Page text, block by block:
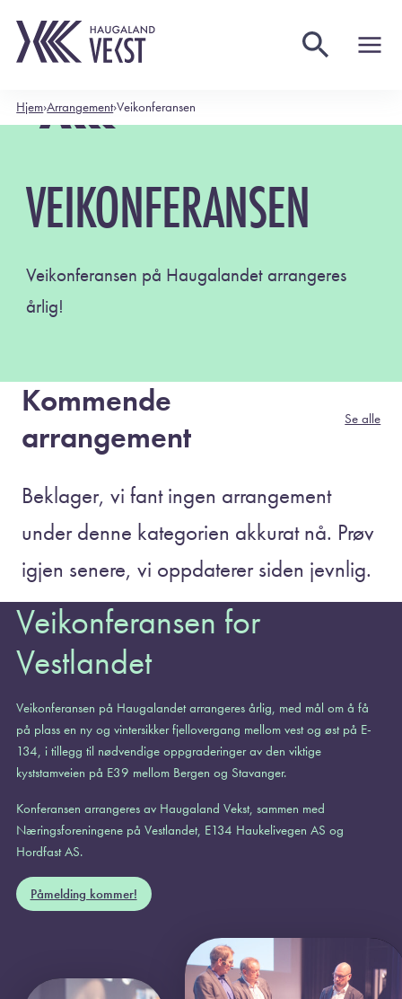
Hjem›Arrangement›Veikonferansen
VEIKONFERANSEN
Veikonferansen på Haugalandet arrangeres
årlig!
Kommende
arrangement
Se alle
Beklager, vi fant ingen arrangement
under denne kategorien akkurat nå. Prøv
igjen senere, vi oppdaterer siden jevnlig.
Veikonferansen for
Vestlandet
Veikonferansen på Haugalandet arrangeres årlig, med mål om å få
på plass en ny og vintersikker fjellovergang mellom vest og øst på E-
134, i tillegg til nødvendige oppgraderinger av den viktige
kyststamveien på E39 mellom Bergen og Stavanger.
Konferansen arrangeres av Haugaland Vekst, sammen med
Næringsforeningene på Vestlandet, E134 Haukelivegen AS og
Hordfast AS.
Påmelding kommer!